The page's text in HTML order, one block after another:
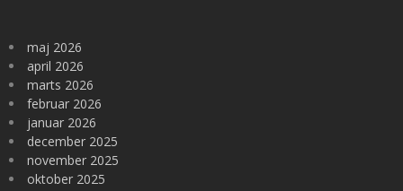
maj 2026
april 2026
marts 2026
februar 2026
januar 2026
december 2025
november 2025
oktober 2025